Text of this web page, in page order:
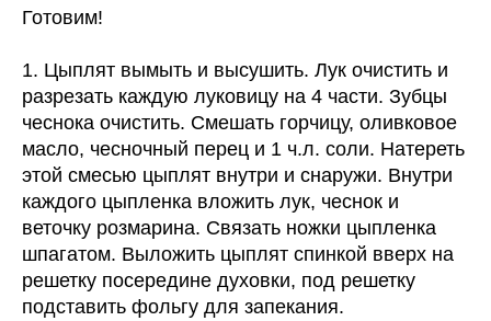
Готовим!
1. Цыплят вымыть и высушить. Лук очистить и
разрезать каждую луковицу на 4 части. Зубцы
чеснока очистить. Смешать горчицу, оливковое
масло, чесночный перец и 1 ч.л. соли. Натереть
этой смесью цыплят внутри и снаружи. Внутри
каждого цыпленка вложить лук, чеснок и
веточку розмарина. Связать ножки цыпленка
шпагатом. Выложить цыплят спинкой вверх на
решетку посередине духовки, под решетку
подставить фольгу для запекания.